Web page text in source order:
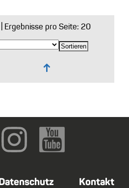
| Ergebnisse pro Seite: 20
↑
Datenschutz Kontakt